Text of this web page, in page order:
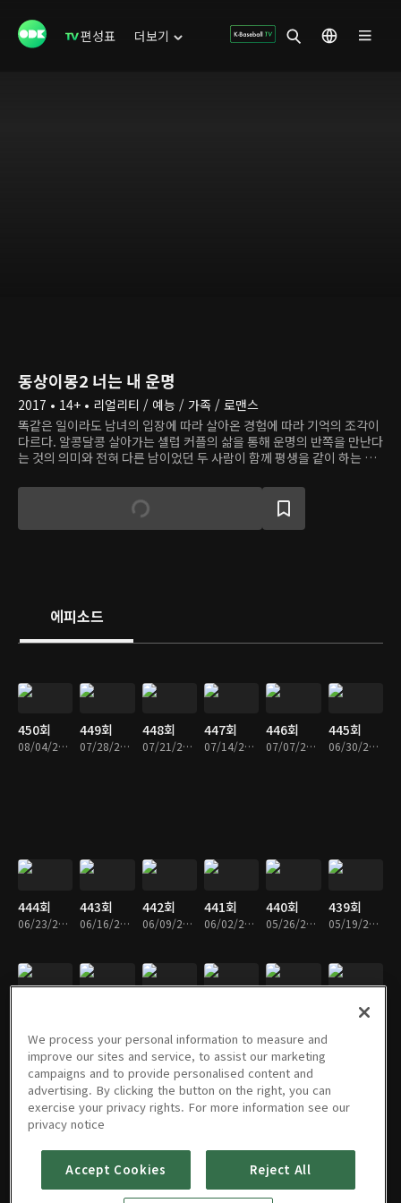
편성표 더보기
동상이몽2 너는 내 운명
2017 • 14+ • 리얼리티 / 예능 / 가족 / 로맨스
똑같은 일이라도 남녀의 입장에 따라 살아온 경험에 따라 기억의 조각이
다르다. 알콩달콩 살아가는 셀럽 커플의 삶을 통해 운명의 반쪽을 만난다
는 것의 의미와 전혀 다른 남이었던 두 사람이 함께 평생을 같이 하는 것
에피소드
450회
08/04/2026 • 1시간 22분
449회
07/28/2026 • 1시간 21분
448회
07/21/2026 • 1시간 23분
447회
07/14/2026 • 1시간 21분
446회
07/07/2026 • 1시간 23분
445회
06/30/2026 • 1시간 28분
444회
06/23/2026 • 1시간 25분
443회
06/16/2026 • 1시간 27분
442회
06/09/2026 • 1시간 27분
441회
06/02/2026 • 1시간 28분
440회
05/26/2026 • 1시간 25분
439회
05/19/2026 • 1시간 26분
433회
432회
03/31/2026 • 1시간 28분
431회 430회 429회 428회 427회
We process your personal information to measure and
improve our sites and service, to assist our marketing
campaigns and to provide personalised content and
advertising. By clicking the button on the right, you can
exercise your privacy rights. For more information see our
privacy notice
Accept Cookies Reject All